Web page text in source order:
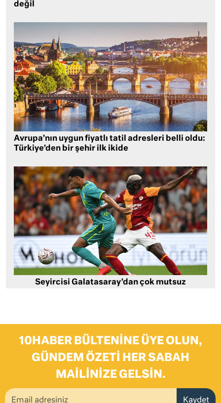
değil
Avrupa’nın uygun fiyatlı tatil adresleri belli oldu:
Türkiye’den bir şehir ilk ikide
Seyircisi Galatasaray’dan çok mutsuz
10HABER BÜLTENINE ÜYE OLUN,
GÜNDEM ÖZETI HER SABAH
MAILINIZE GELSIN.
Kaydet